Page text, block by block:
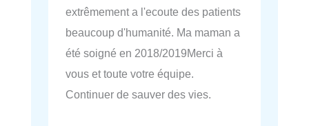
extrêmement a l'ecoute des patients
beaucoup d'humanité. Ma maman a
été soigné en 2018/2019Merci à
vous et toute votre équipe.
Continuer de sauver des vies.